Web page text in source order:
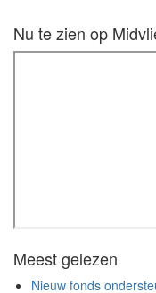
Nu te zien op
Meest gelezen
Nieuw fonds